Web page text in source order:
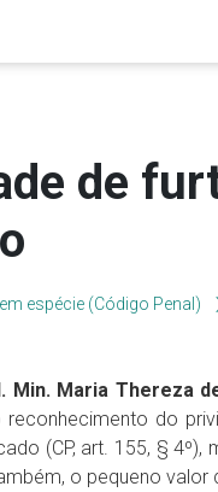
de
espécie (Código Penal)
Min. Maria Thereza
reconhecimento do
(CP, art. 155, §
o pequeno valor